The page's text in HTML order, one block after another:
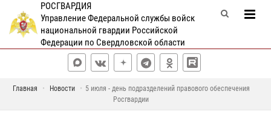
РОСГВАРДИЯ
Управление Федеральной службы войск
национальной гвардии Российской
Федерации по Свердловской области
Главная Новости
5 июля - день подразделений правового обеспечения
Росгвардии